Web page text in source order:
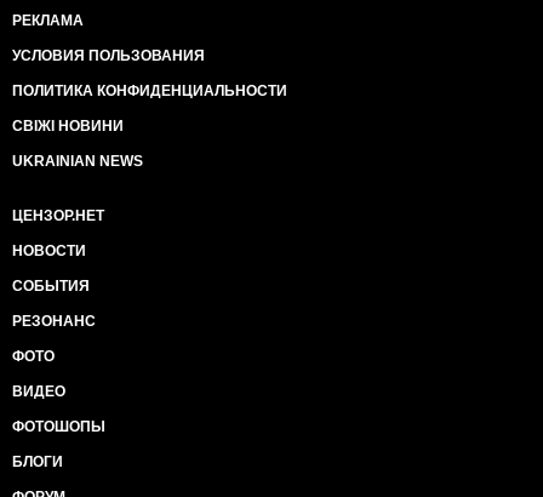
РЕКЛАМА
УСЛОВИЯ ПОЛЬЗОВАНИЯ
ПОЛИТИКА КОНФИДЕНЦИАЛЬНОСТИ
СВІЖІ НОВИНИ
UKRAINIAN NEWS
ЦЕНЗОР.НЕТ
НОВОСТИ
СОБЫТИЯ
РЕЗОНАНС
ФОТО
ВИДЕО
ФОТОШОПЫ
БЛОГИ